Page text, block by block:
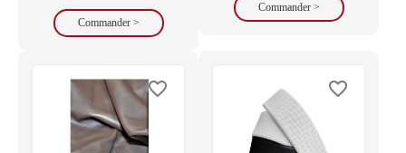
Commander >
Commander >
favorite_border favorite_border